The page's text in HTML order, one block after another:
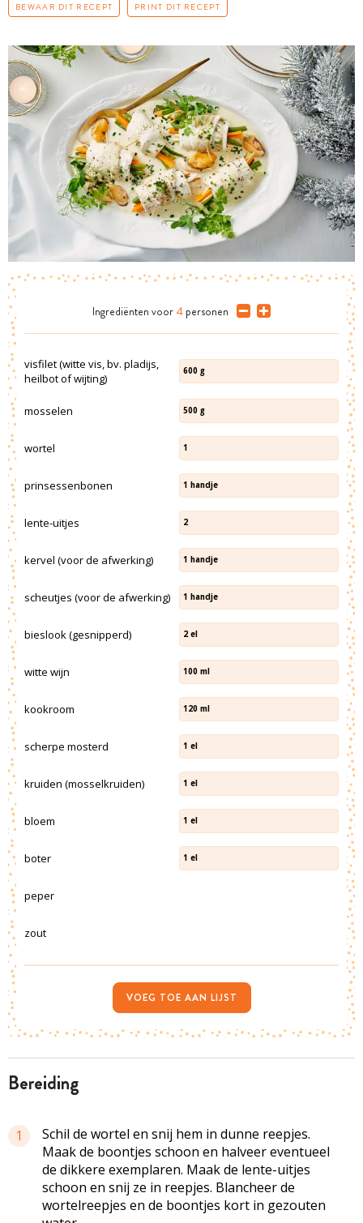
BEWAAR DIT RECEPT PRINT DIT RECEPT
bereiding
1
Schil de wortel en snij hem in dunne reepjes.
Maak de boontjes schoon en halveer eventueel
de dikkere exemplaren. Maak de lente-uitjes
schoon en snij ze in reepjes. Blancheer de
wortelreepjes en de boontjes kort in gezouten
Ingrediënten voor 4 personen
visfilet (witte vis, bv. pladijs,
heilbot of wijting)
600 g
mosselen 500 g
wortel 1
prinsessenbonen 1 handje
lente-uitjes 2
kervel (voor de afwerking) 1 handje
scheutjes (voor de afwerking) 1 handje
bieslook (gesnipperd) 2 el
witte wijn 100 ml
kookroom 120 ml
scherpe mosterd 1 el
kruiden (mosselkruiden) 1 el
bloem 1 el
boter 1 el
peper
zout
VOEG TOE AAN LIJST